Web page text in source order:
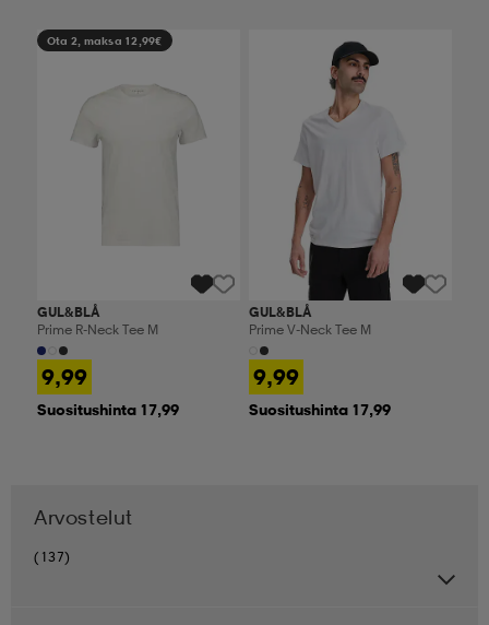
Ota 2, maksa 12,99€
GUL&BLÅ
Prime R-Neck Tee M
9,99
Suositushinta 17,99
Ota 2, maksa 12,99€
GUL&BLÅ
Prime V-Neck Tee M
9,99
Suositushinta 17,99
Arvostelut
(137)